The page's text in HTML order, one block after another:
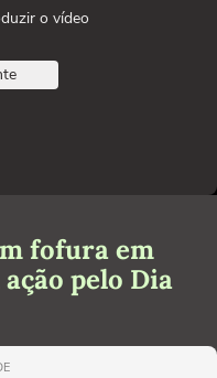
o vídeo
fofura em
pelo Dia